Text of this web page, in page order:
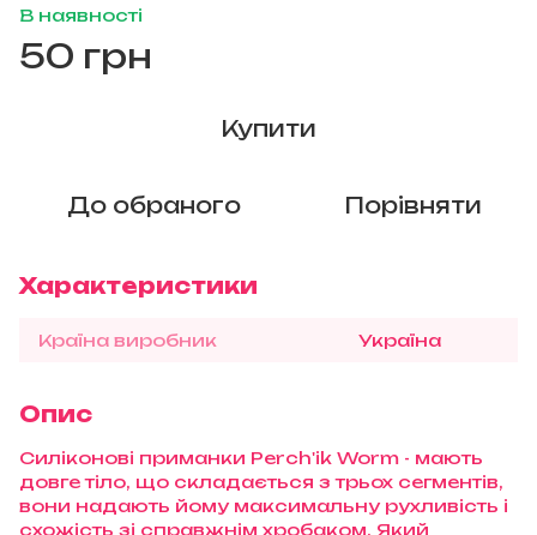
В наявності
50 грн
Купити
До обраного Порівняти
Характеристики
Країна виробник Україна
Опис
Силіконові приманки Perch'ik Worm - мають
довге тіло, що складається з трьох сегментів,
вони надають йому максимальну рухливість і
схожість зі справжнім хробаком. Який